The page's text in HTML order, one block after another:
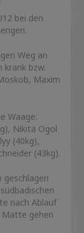
bei den
Weg an
krank bzw.
Maxim
Waage:
Nikita Ogol
(40kg),
(43kg).
nach Ablauf
Matte gehen